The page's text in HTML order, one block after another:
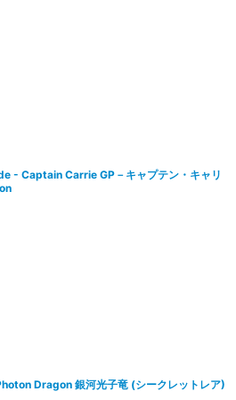
- Captain Carrie GP－キャプテン・キャリ
Dragon 銀河光子竜 (シークレットレア)